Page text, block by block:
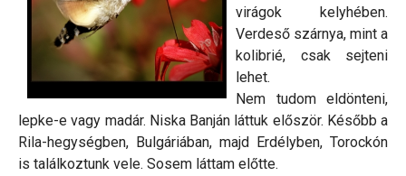
virágok kelyhében.
Verdeső szárnya, mint a
kolibrié, csak sejteni
lehet.
Nem tudom eldönteni,
lepke-e vagy madár. Niska Banján láttuk először. Később a
Rila-hegységben, Bulgáriában, majd Erdélyben, Torockón
is találkoztunk vele. Sosem láttam előtte.